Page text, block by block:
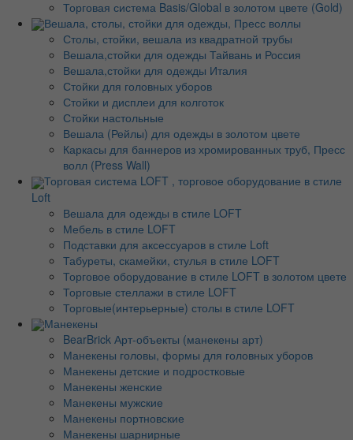
Торговая система Basis/Global в золотом цвете (Gold)
Вешала, столы, стойки для одежды, Пресс воллы
Столы, стойки, вешала из квадратной трубы
Вешала,стойки для одежды Тайвань и Россия
Вешала,стойки для одежды Италия
Стойки для головных уборов
Стойки и дисплеи для колготок
Стойки настольные
Вешала (Рейлы) для одежды в золотом цвете
Каркасы для баннеров из хромированных труб, Пресс
волл (Press Wall)
Торговая система LOFT , торговое оборудование в стиле
Loft
Вешала для одежды в стиле LOFT
Мебель в стиле LOFT
Подставки для аксессуаров в стиле Loft
Табуреты, скамейки, стулья в стиле LOFT
Торговое оборудование в стиле LOFT в золотом цвете
Торговые стеллажи в стиле LOFT
Торговые(интерьерные) столы в стиле LOFT
Манекены
BearBrick Арт-объекты (манекены арт)
Манекены головы, формы для головных уборов
Манекены детские и подростковые
Манекены женские
Манекены мужские
Манекены портновские
Манекены шарнирные